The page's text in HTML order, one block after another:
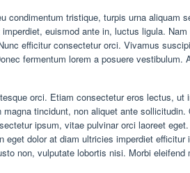
condimentum tristique, turpis urna aliquam
euismod ante in, luctus ligula.
efficitur consectetur orci. Vivamus
fermentum lorem a posuere vestibulum.
orci. Etiam consectetur eros lectus, ut
tincidunt, non aliquet ante
ipsum, vitae pulvinar orci laoreet
eget dolor at diam ultricies imperdiet
non, vulputate lobortis nisi. Morbi